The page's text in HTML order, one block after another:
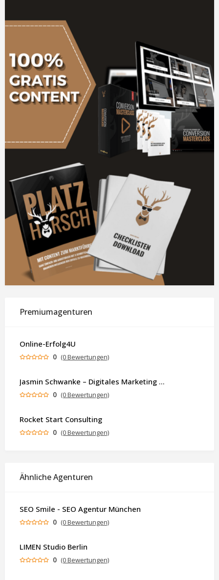
Premiumagenturen
Online-Erfolg4U
0 (0 Bewertungen)
Jasmin Schwanke – Digitales Marketing & KI-gestützte Contenterstellung
0 (0 Bewertungen)
Rocket Start Consulting
0 (0 Bewertungen)
Ähnliche Agenturen
SEO Smile - SEO Agentur München
0 (0 Bewertungen)
LIMEN Studio Berlin
0 (0 Bewertungen)